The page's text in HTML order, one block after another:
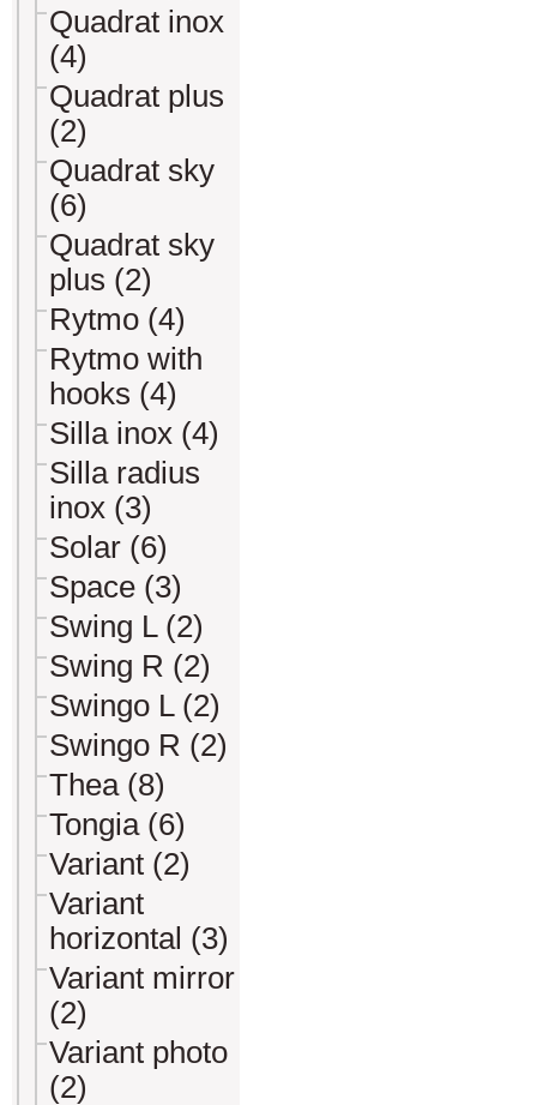
Quadrat inox
(4)
Quadrat plus
(2)
Quadrat sky
(6)
Quadrat sky
plus (2)
Rytmo (4)
Rytmo with
hooks (4)
Silla inox (4)
Silla radius
inox (3)
Solar (6)
Space (3)
Swing L (2)
Swing R (2)
Swingo L (2)
Swingo R (2)
Thea (8)
Tongia (6)
Variant (2)
Variant
horizontal (3)
Variant mirror
(2)
Variant photo
(2)